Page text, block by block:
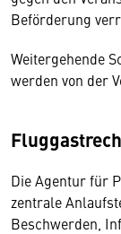
Beförderung
Weitergehende
werden von der
Die Agentur für
zentrale
Beschwerden,